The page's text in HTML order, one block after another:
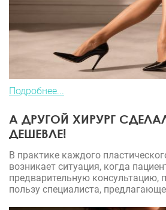
Подробнее...
А ДРУГОЙ ХИРУРГ
ДЕШЕВЛЕ!
В практике каждого
возникает ситуация, когда
предварительную консультацию,
пользу специалиста,